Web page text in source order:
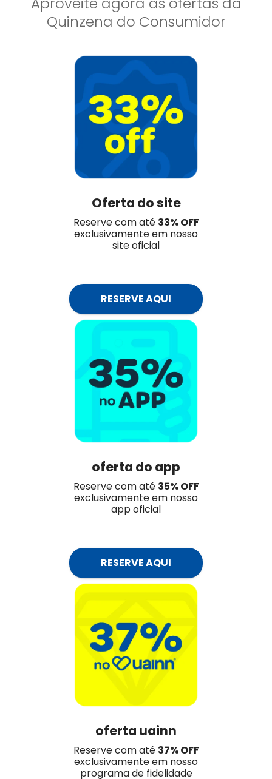
Quinzena do Consumidor
Oferta do site
Reserve com até 33% OFF
exclusivamente em nosso
site oficial
RESERVE AQUI
oferta do app
Reserve com até 35% OFF
exclusivamente em nosso
app oficial
RESERVE AQUI
oferta uainn
Reserve com até 37% OFF
exclusivamente em nosso
programa de fidelidade